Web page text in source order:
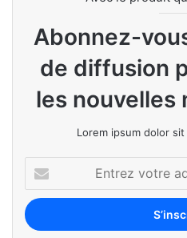
Abonnez-
de diffusion
les nouvelles
Lorem ipsum dolor